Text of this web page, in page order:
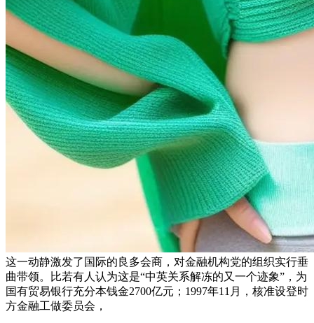
这一动静激发了国际的良多会商，对金融机构党的组织实行垂
曲带领。比若有人认为这是“中英关系解冻的又一个迹象”，为
国有贸易银行充分本钱金2700亿元；1997年11月，核准设登时
方金融工做委员会，